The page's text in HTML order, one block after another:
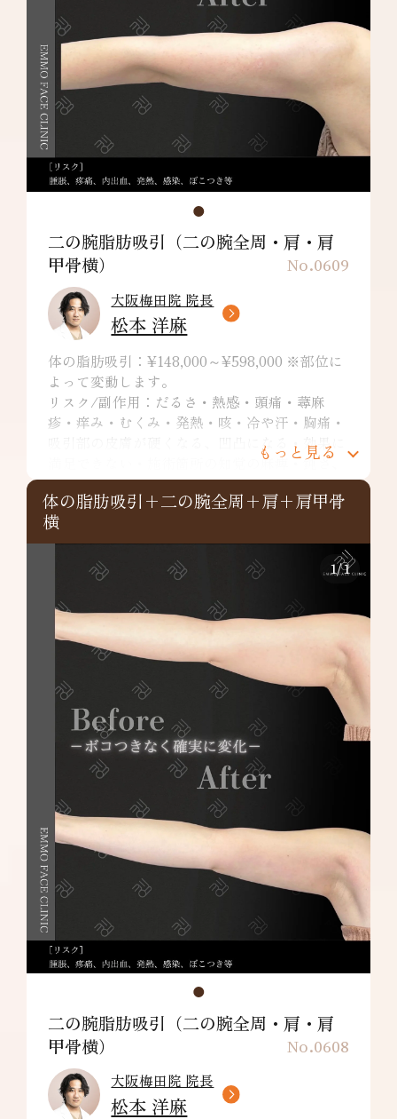
リスク/副作用：だるさ・熱感・頭痛・蕁麻
疹・痒み・むくみ・発熱・咳・冷や汗・胸痛・
吸引部の皮膚が硬くなる、凹凸になる・効果に
満足できない・施術箇所の知覚の麻痺・鈍さ、
しびれ・皮膚の色素沈着などを生じることがあ
ります。
No.0609
二の腕脂肪吸引（二の腕全周・肩・肩
甲骨横）
大阪梅田院 院長
松本 洋麻
体の脂肪吸引：¥148,000～¥598,000 ※部位に
よって変動します。
リスク/副作用：だるさ・熱感・頭痛・蕁麻
疹・痒み・むくみ・発熱・咳・冷や汗・胸痛・
吸引部の皮膚が硬くなる、凹凸になる・効果に
満足できない・施術箇所の知覚の麻痺・鈍さ、
しびれ・皮膚の色素沈着などを生じることがあ
ります。
二の腕全周：¥349,800～
リスク/副作用：だるさ・熱感・頭痛・蕁麻
疹・痒み・むくみ・発熱・咳・冷や汗・胸痛・
吸引部の皮膚が硬くなる、凹凸になる・効果に
満足できない・施術箇所の知覚の麻痺・鈍さ、
しびれ・皮膚の色素沈着など
肩：¥148,000～
リスク/副作用：だるさ・熱感・頭痛・蕁麻
疹・痒み・むくみ・発熱・咳・冷や汗・胸痛・
吸引部の皮膚が硬くなる、凹凸になる・効果に
満足できない・施術箇所の知覚の麻痺・鈍さ、
しびれ・皮膚の色素沈着などを生じることがあ
ります。
リスク/副作用：だるさ・熱感・頭痛・蕁麻
疹・痒み・むくみ・発熱・咳・冷や汗・胸痛・
吸引部の皮膚が硬くなる、凹凸になる・効果に
満足できない・施術箇所の知覚の麻痺・鈍さ、
しびれ・皮膚の色素沈着などを生じることがあ
ります。
もっと見る
体の脂肪吸引+二の腕全周+肩+肩甲骨
横
1/1
No.0608
二の腕脂肪吸引（二の腕全周・肩・肩
甲骨横）
大阪梅田院 院長
松本 洋麻